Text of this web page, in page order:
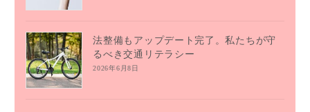
法整備もアップデート完了。私たちが守
るべき交通リテラシー
2026年6月8日